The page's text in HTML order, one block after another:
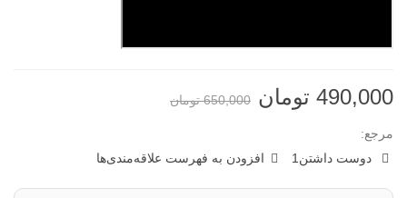
490,000 تومان 650,000 تومان
مرجع:
دوست داشتن 1 افزودن به فهرست علاقه‌مندی‌ها